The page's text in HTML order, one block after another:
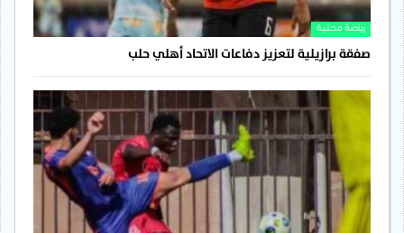
رياضة محلية
صفقة برازيلية لتعزيز دفاعات الاتحاد أهلي حلب